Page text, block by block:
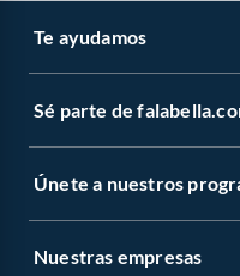
Te ayudamos
Sé parte de
Únete a nuestros
Nuestras empresas